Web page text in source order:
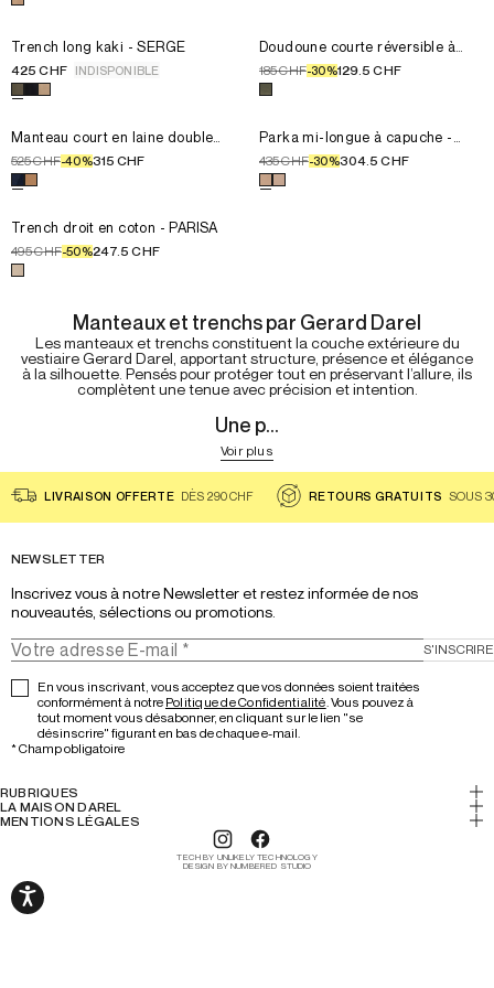
Choisissez la taille pour le produitTrench long kaki - SERGE
T1
T2
T3
T4
Trench long kaki - SERGE
425 CHF INDISPONIBLE
Choisissez une couleur pour le produit
Choisissez la taille pour le
T1
T2
T3
Doudoune courte réversible à
capuche - SERENA
185 CHF-30%129.5 CHF
Choisissez une couleur pour
Choisissez la taille pour le produitManteau court en laine
T1
T2
T3
Manteau court en laine double
face - PERRINEA
525 CHF-40%315 CHF
Choisissez une couleur pour le produit
Choisissez la taille pour le
T1
T2
T3
T4
Parka mi-longue à capuche -
JANNIS
435 CHF-30%304.5 CHF
Choisissez une couleur pour
Choisissez la taille pour le produit
T0
T1
T2
Trench droit en coton - PARISA
495 CHF-50%247.5 CHF
Choisissez une couleur pour le produit
Manteaux et trenchs par Gerard Darel
Les manteaux et trenchs constituent la couche extérieure du
vestiaire Gerard Darel, apportant structure, présence et élégance
à la silhouette. Pensés pour protéger tout en préservant l’allure, ils
complètent une tenue avec précision et intention.
Une p...
Voir plus
LIVRAISON OFFERTE DÈS 290 CHF RETOURS GRATUITS SOUS
NEWSLETTER
Inscrivez vous à notre Newsletter et restez informée de nos
nouveautés, sélections ou promotions.
En vous inscrivant, vous acceptez que vos données soient traitées
conformément à notre Politique de Confidentialité . Vous pouvez à
tout moment vous désabonner, en cliquant sur le lien "se
désinscrire" figurant en bas de chaque e-mail.
S'INSCRIRE
*Champ obligatoire
RUBRIQUES
Mon Compte
Faire un retour
FAQ / Aide
The Darel Club
LA MAISON DAREL
Histoire & Savoir-faire
Nous contacter
MENTIONS LÉGALES
Conditions générales de vente
Politique de confidentialité
TECH BY UNLIKELY TECHNOLOGY
DESIGN BY NUMBERED STUDIO